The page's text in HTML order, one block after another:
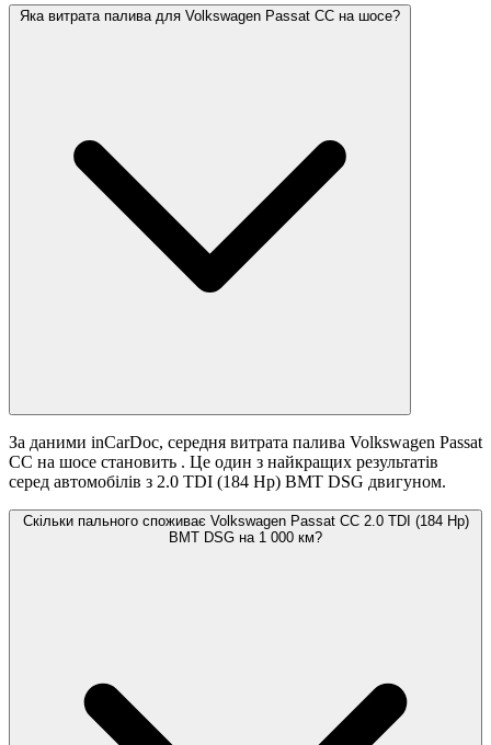
Яка витрата палива для Volkswagen Passat CC на шосе?
За даними inCarDoc, середня витрата палива Volkswagen Passat
CC на шосе становить . Це один з найкращих результатів
серед автомобілів з 2.0 TDI (184 Hp) BMT DSG двигуном.
Скільки пального споживає Volkswagen Passat CC 2.0 TDI (184 Hp)
BMT DSG на 1 000 км?